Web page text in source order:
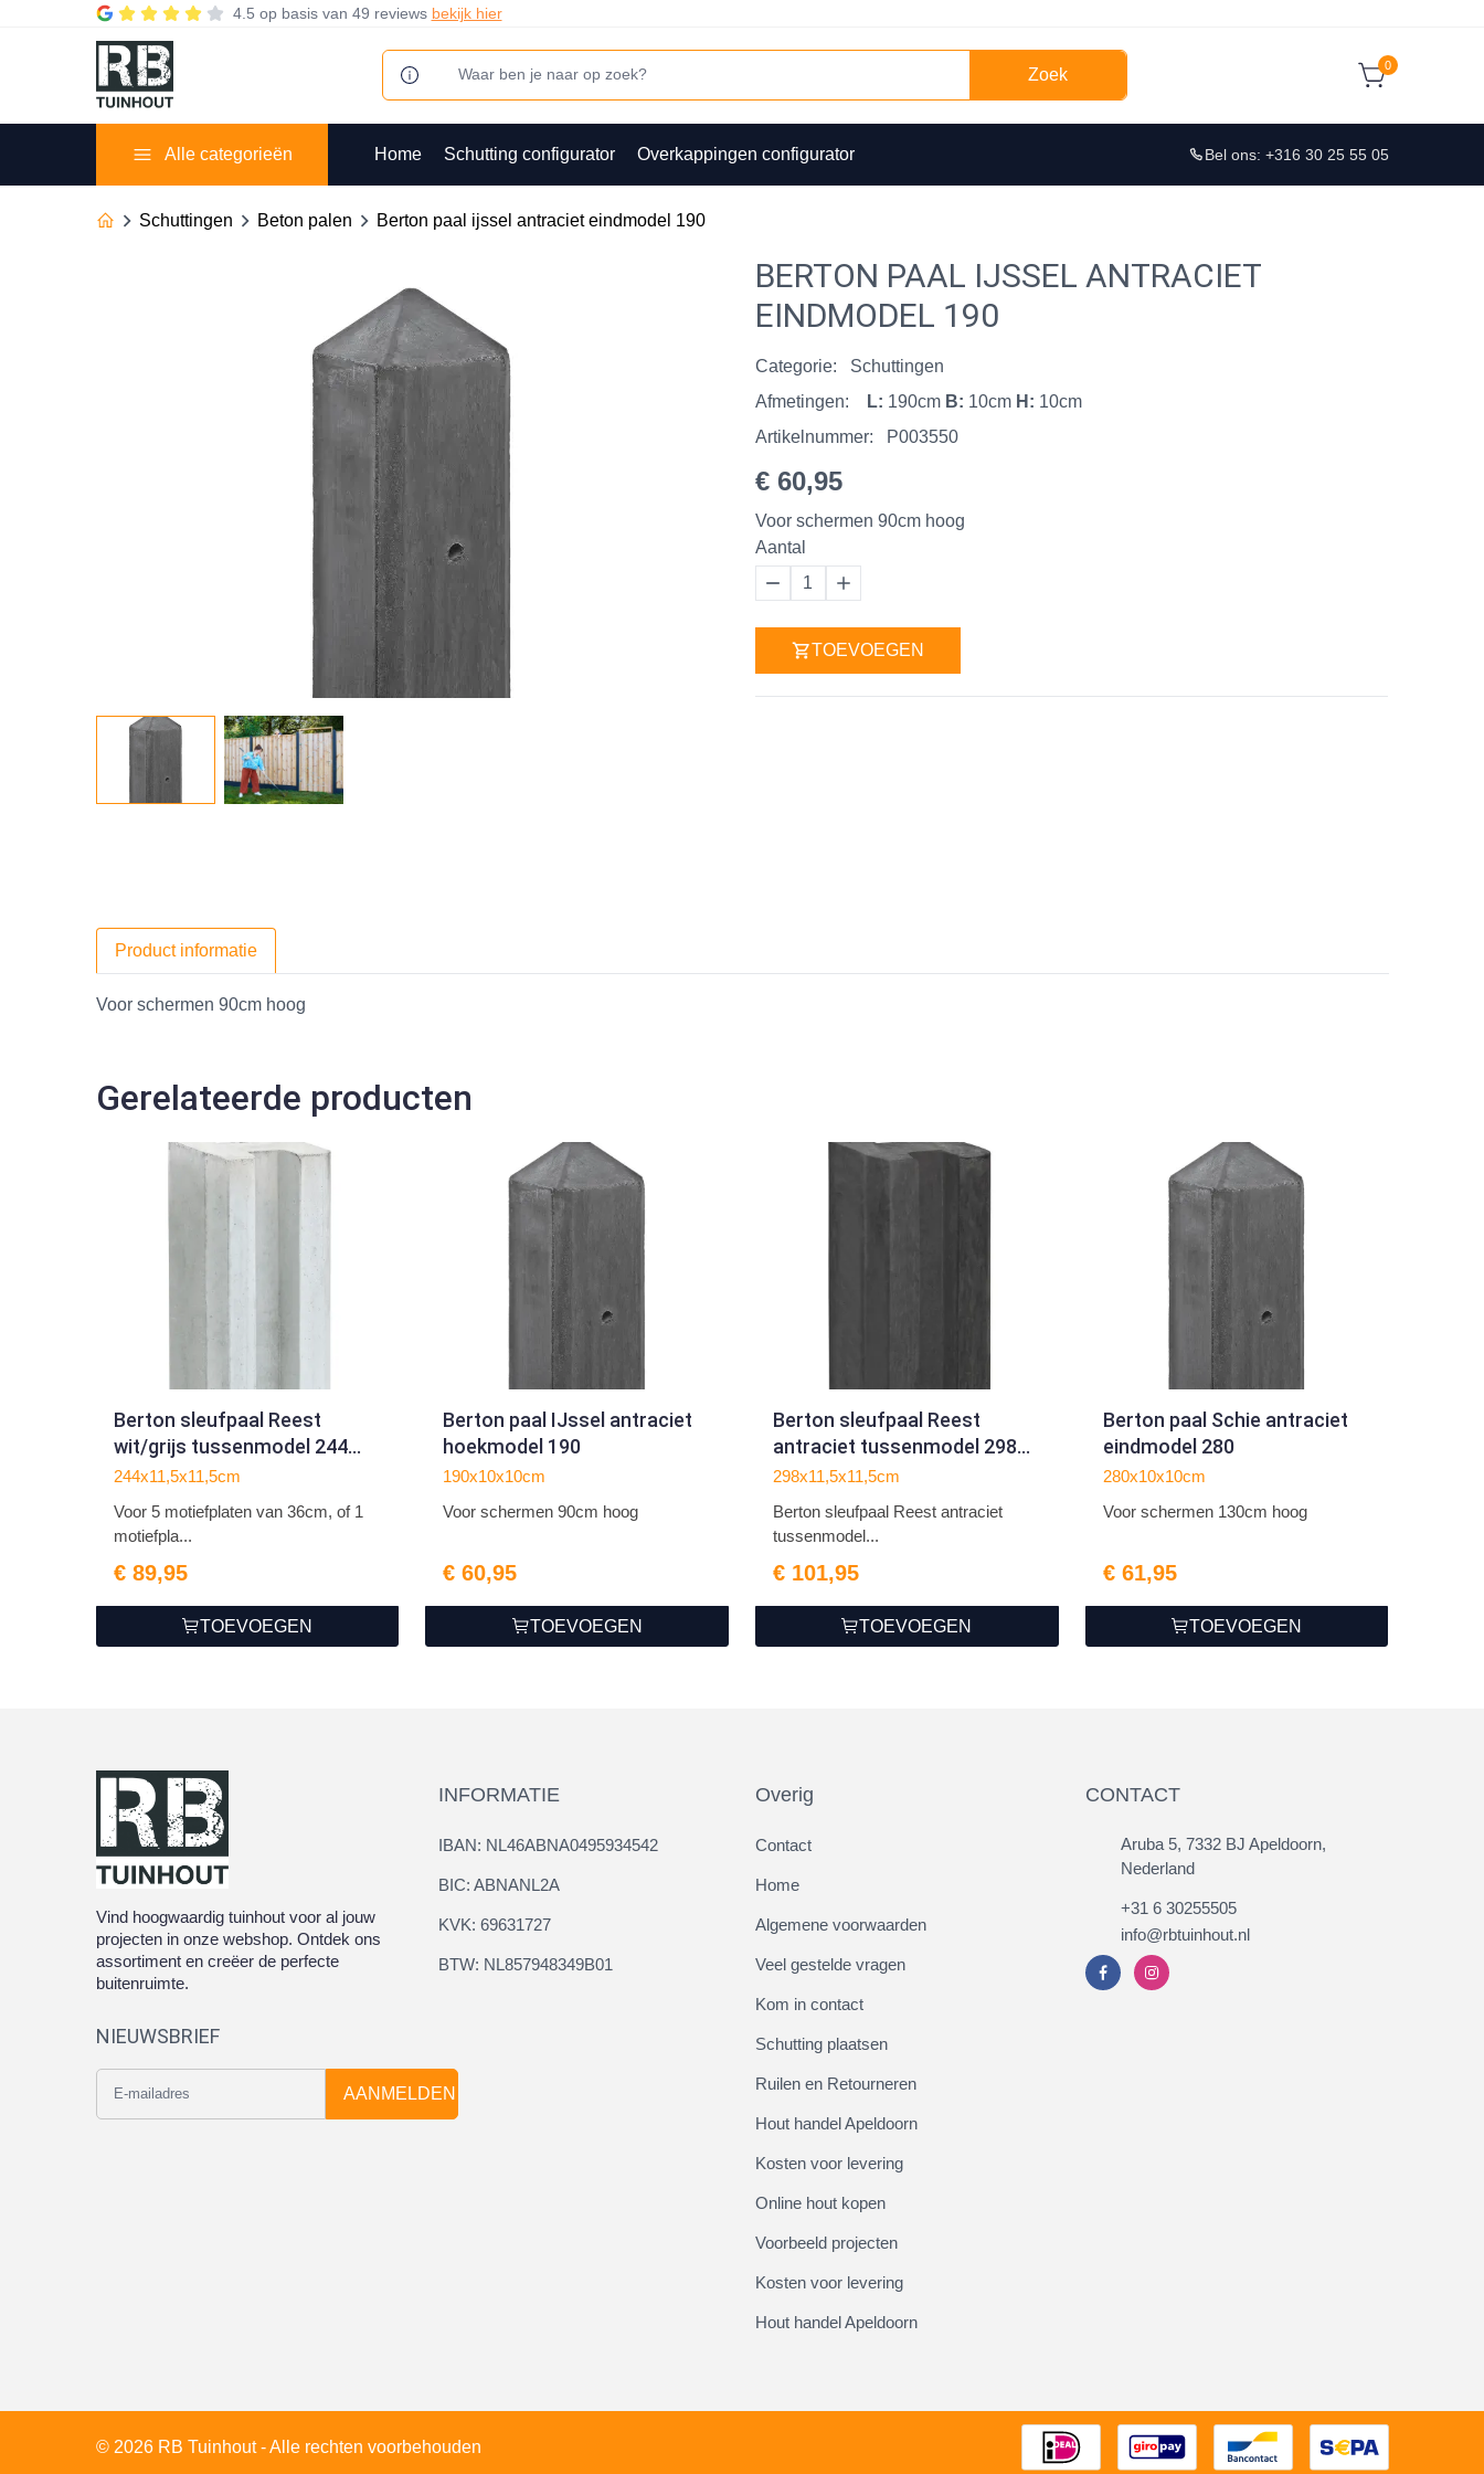
4.5 op basis van 49 reviews bekijk hier
Zoek 0
Alle categorieën Home Schutting configurator Overkappingen configurator Bel ons: +316 30 25 55 05
Schuttingen Beton palen Berton paal ijssel antraciet eindmodel 190
BERTON PAAL IJSSEL ANTRACIET
EINDMODEL 190
Categorie:
Schuttingen
Afmetingen:
L: 190cm B: 10cm H: 10cm
Artikelnummer:
P003550
€ 60,95
Voor schermen 90cm hoog
Aantal
1
TOEVOEGEN
Product informatie
Voor schermen 90cm hoog
Gerelateerde producten
Berton sleufpaal Reest
wit/grijs tussenmodel 244
met kabeldoorvoer
244x11,5x11,5cm
Voor 5 motiefplaten van 36cm, of 1
motiefpla...
€ 89,95
TOEVOEGEN
Berton paal IJssel antraciet
hoekmodel 190
190x10x10cm
Voor schermen 90cm hoog
€ 60,95
TOEVOEGEN
Berton sleufpaal Reest
antraciet tussenmodel 298
met kabeldoorvoer
298x11,5x11,5cm
Berton sleufpaal Reest antraciet
tussenmodel...
€ 101,95
TOEVOEGEN
Berton paal Schie antraciet
eindmodel 280
280x10x10cm
Voor schermen 130cm hoog
€ 61,95
TOEVOEGEN
Vind hoogwaardig tuinhout voor al jouw
projecten in onze webshop. Ontdek ons
assortiment en creëer de perfecte
buitenruimte.
NIEUWSBRIEF
AANMELDEN
INFORMATIE
IBAN: NL46ABNA0495934542
BIC: ABNANL2A
KVK: 69631727
BTW: NL857948349B01
Overig
Contact
Home
Algemene voorwaarden
Veel gestelde vragen
Kom in contact
Schutting plaatsen
Ruilen en Retourneren
Hout handel Apeldoorn
Kosten voor levering
Online hout kopen
Voorbeeld projecten
Kosten voor levering
Hout handel Apeldoorn
CONTACT
Aruba 5, 7332 BJ Apeldoorn,
Nederland
+31 6 30255505
info@rbtuinhout.nl
© 2026 RB Tuinhout - Alle rechten voorbehouden